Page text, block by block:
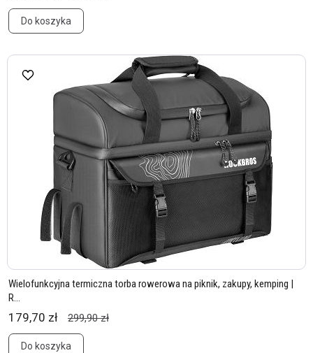
Do koszyka
Wielofunkcyjna termiczna torba rowerowa na piknik, zakupy, kemping |
R...
179,70 zł 299,90 zł
Do koszyka